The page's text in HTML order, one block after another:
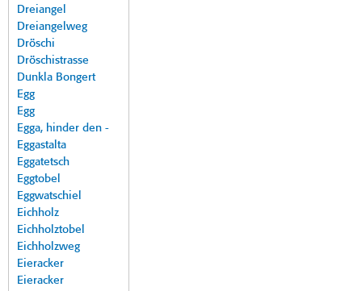
Dreiangel
Dreiangelweg
Dröschi
Dröschistrasse
Dunkla Bongert
Egg
Egg
Egga, hinder den -
Eggastalta
Eggatetsch
Eggtobel
Eggwatschiel
Eichholz
Eichholztobel
Eichholzweg
Eieracker
Eieracker